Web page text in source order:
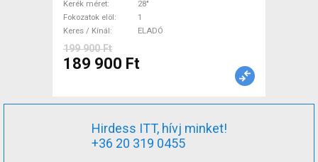
tárcsafék használt ELADÓ
Kerék méret
28"
Fokozatok elöl
1
Keres / Kínál
ELADÓ
199 900 Ft
189 900 Ft
Hirdess ITT, hívj minket!
+36 20 319 0455